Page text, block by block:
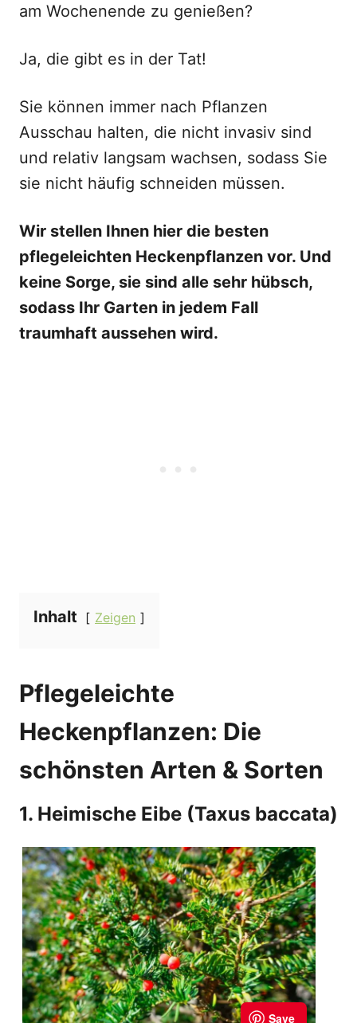
am Wochenende zu genießen?
Ja, die gibt es in der Tat!
Sie können immer nach Pflanzen
Ausschau halten, die nicht invasiv sind
und relativ langsam wachsen, sodass Sie
sie nicht häufig schneiden müssen.
Wir stellen Ihnen hier die besten
pflegeleichten Heckenpflanzen vor. Und
keine Sorge, sie sind alle sehr hübsch,
sodass Ihr Garten in jedem Fall
traumhaft aussehen wird.
Inhalt Zeigen
Pflegeleichte
Heckenpflanzen: Die
schönsten Arten & Sorten
1. Heimische Eibe (Taxus baccata)